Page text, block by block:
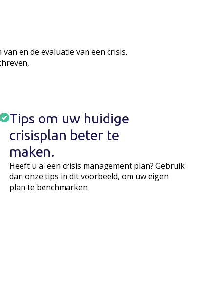
en de evaluatie van een crisis.
Tips om uw huidige
crisisplan beter te
maken.
Heeft u al een crisis management plan? Gebruik
dan onze tips in dit voorbeeld, om uw eigen
plan te benchmarken.